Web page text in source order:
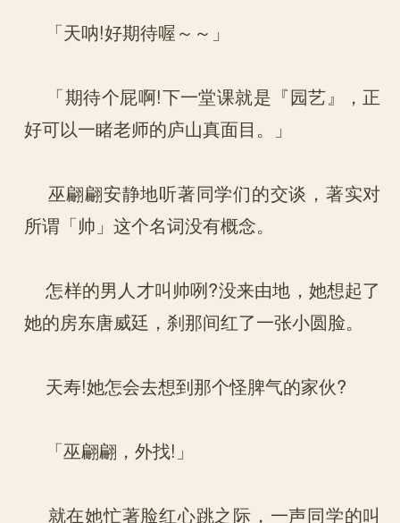
「天呐!好期待喔～～」
「期待个屁啊!下一堂课就是『园艺』，正
好可以一睹老师的庐山真面目。」
巫翩翩安静地听著同学们的交谈，著实对
所谓「帅」这个名词没有概念。
怎样的男人才叫帅咧?没来由地，她想起了
她的房东唐威廷，刹那间红了一张小圆脸。
天寿!她怎会去想到那个怪脾气的家伙?
「巫翩翩，外找!」
就在她忙著脸红心跳之际，一声同学的叫